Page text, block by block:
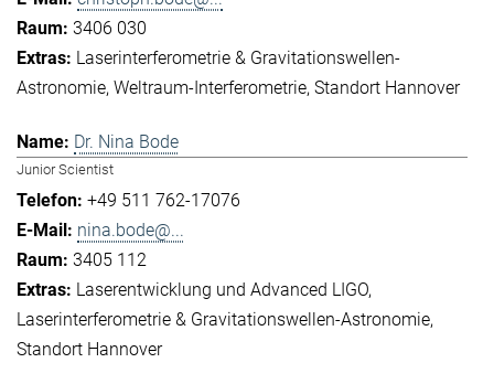
3406 030
Laserinterferometrie & Gravitationswellen-
Astronomie Weltraum-Interferometrie Standort Hannover
Dr. Nina Bode
Junior Scientist
+49 511 762-17076
nina.bode@...
3405 112
Laserentwicklung und Advanced LIGO
Laserinterferometrie & Gravitationswellen-Astronomie
Standort Hannover